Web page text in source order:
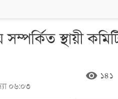
স্থায়ী
০৬:০৩
remove_red_eye ১৪১